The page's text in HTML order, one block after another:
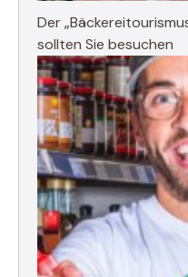
Der
sollten Sie besuchen